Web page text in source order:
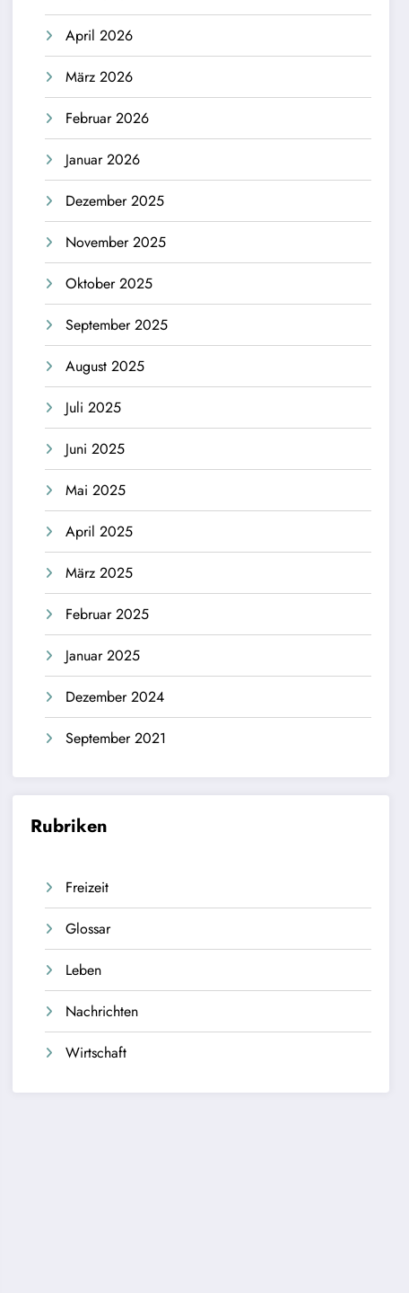
April 2026
März 2026
Februar 2026
Januar 2026
Dezember 2025
November 2025
Oktober 2025
September 2025
August 2025
Juli 2025
Juni 2025
Mai 2025
April 2025
März 2025
Februar 2025
Januar 2025
Dezember 2024
September 2021
Rubriken
Freizeit
Glossar
Leben
Nachrichten
Wirtschaft